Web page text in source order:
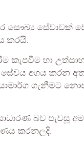
සේවාවක්
කරයි.
කැපවීම හා
අගය කරන
ගැනීමට
බව පැවසූ
කරනලදි.